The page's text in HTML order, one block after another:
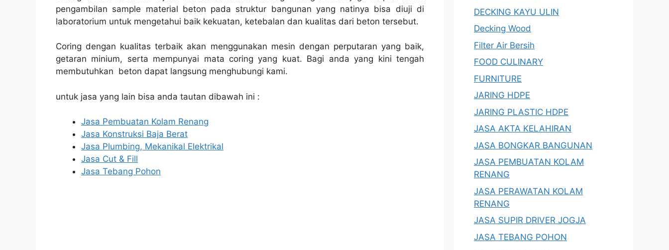
pengambilan sample material beton pada struktur bangunan yang natinya bisa diuji di
laboratorium untuk mengetahui baik kekuatan, ketebalan dan kualitas dari beton tersebut.
Coring dengan kualitas terbaik akan menggunakan mesin dengan perputaran yang baik,
getaran minium, serta mempunyai mata coring yang kuat. Bagi anda yang kini tengah
membutuhkan beton dapat langsung menghubungi kami.
untuk jasa yang lain bisa anda tautan dibawah ini :
Jasa Pembuatan Kolam Renang
Jasa Konstruksi Baja Berat
Jasa Plumbing, Mekanikal Elektrikal
Jasa Cut & Fill
Jasa Tebang Pohon
DECKING KAYU ULIN
Decking Wood
Filter Air Bersih
FOOD CULINARY
FURNITURE
JARING HDPE
JARING PLASTIC HDPE
JASA AKTA KELAHIRAN
JASA BONGKAR BANGUNAN
JASA PEMBUATAN KOLAM
RENANG
JASA PERAWATAN KOLAM
RENANG
JASA SUPIR DRIVER JOGJA
JASA TEBANG POHON